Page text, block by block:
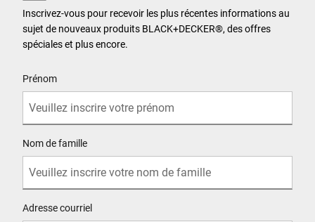
Inscrivez-vous pour recevoir les plus récentes informations au
sujet de nouveaux produits BLACK+DECKER®, des offres
spéciales et plus encore.
Prénom
Nom de famille
Adresse courriel